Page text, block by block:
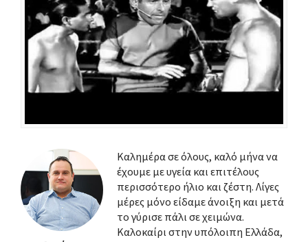
Καλημέρα σε όλους, καλό μήνα να
έχουμε με υγεία και επιτέλους
περισσότερο ήλιο και ζέστη. Λίγες
μέρες μόνο είδαμε άνοιξη και μετά
το γύρισε πάλι σε χειμώνα.
Καλοκαίρι στην υπόλοιπη Ελλάδα,